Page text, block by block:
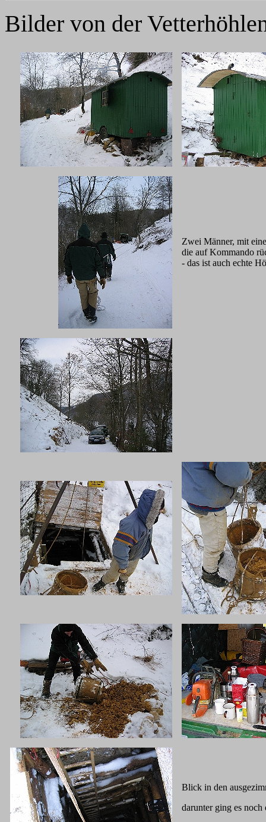
Bilder von der
Zwei Männer, mit
die auf Kommando
- das ist auch echte
Blick in den
darunter ging es